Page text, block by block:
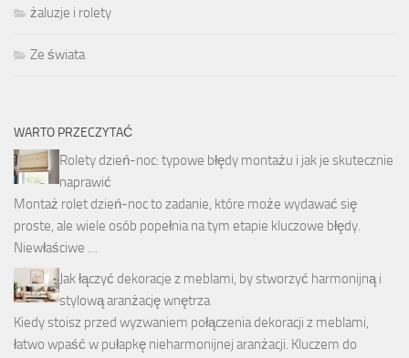
żaluzje i rolety
Ze świata
WARTO PRZECZYTAĆ
Rolety dzień-noc: typowe błędy montażu i jak je skutecznie
naprawić
Montaż rolet dzień-noc to zadanie, które może wydawać się
proste, ale wiele osób popełnia na tym etapie kluczowe błędy.
Niewłaściwe …
Jak łączyć dekoracje z meblami, by stworzyć harmonijną i
stylową aranżację wnętrza
Kiedy stoisz przed wyzwaniem połączenia dekoracji z meblami,
łatwo wpaść w pułapkę nieharmonijnej aranżacji. Kluczem do